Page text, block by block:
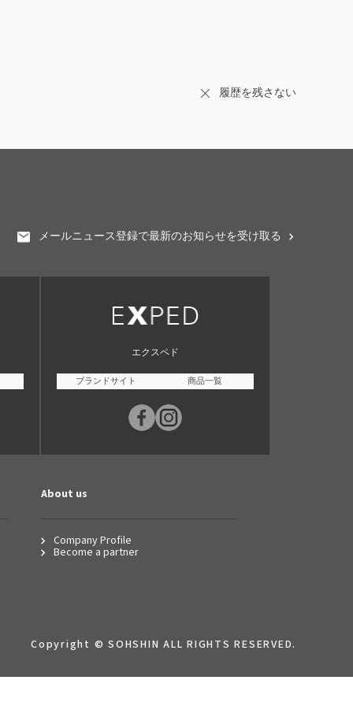
履歴を残さない
メールニュース登録で最新のお知らせを受け取る
エクスペド
ブランドサイト 商品一覧
About us
Company Profile
Become a partner
Copyright © SOHSHIN ALL RIGHTS RESERVED.